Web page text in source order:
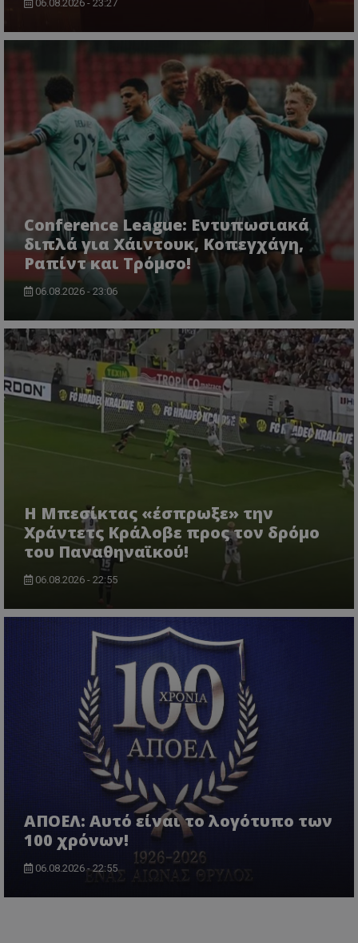
06.08.2026 - 23:27
Conference League: Εντυπωσιακά
διπλά για Χάιντουκ, Κοπεγχάγη,
Ραπίντ και Τρόμσο!
06.08.2026 - 23:06
Η Μπεσίκτας «έσπρωξε» την
Χράντετς Κράλοβε προς τον δρόμο
του Παναθηναϊκού!
06.08.2026 - 22:55
ΑΠΟΕΛ: Αυτό είναι το λογότυπο των
100 χρόνων!
06.08.2026 - 22:55